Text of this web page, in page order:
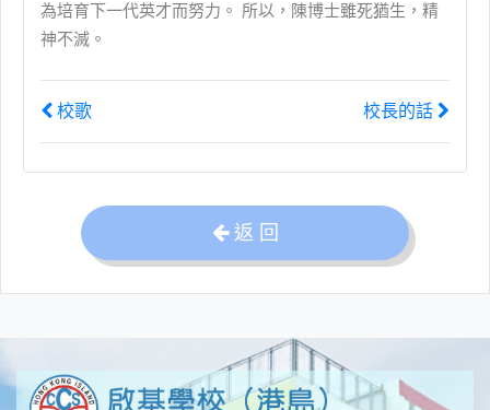
為培育下一代英才而努力。 所以，陳博士雖死猶生，精
神不滅。
校歌 校長的話
返 回